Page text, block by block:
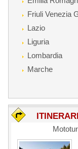
Friuli Venezia
Lazio
Liguria
Lombardia
Marche